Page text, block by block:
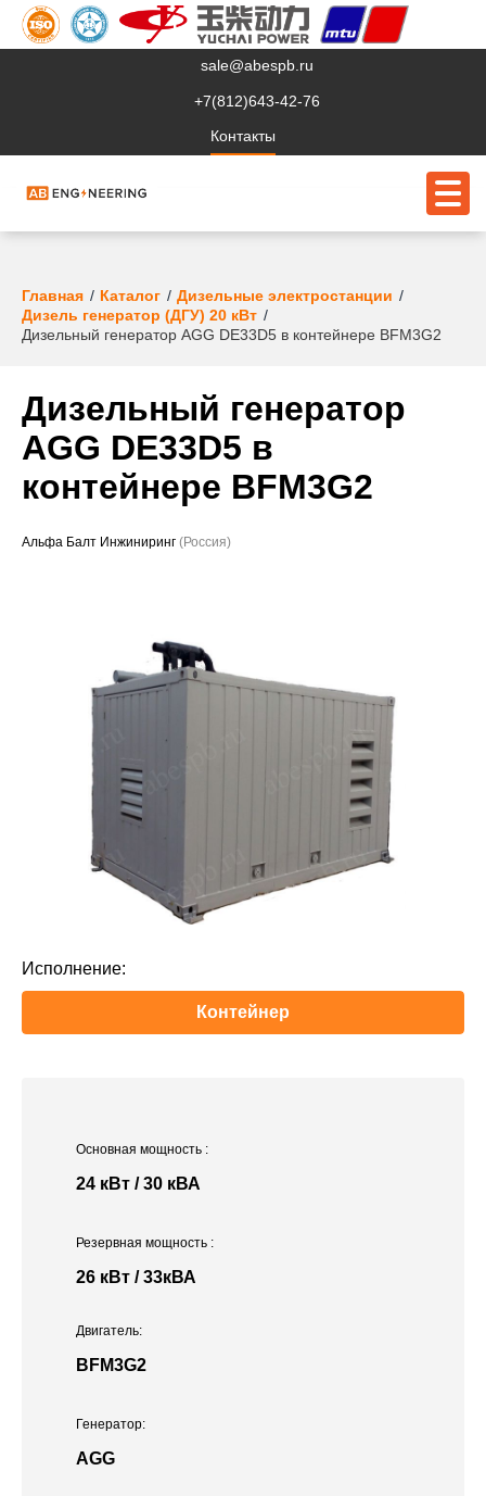
sale@abespb.ru
+7(812)643-42-76
Контакты
О компании
Клиентам
Сервис
Судовое ЭО
Проекты
Главная Каталог
Дизельные электростанции
Дизель генератор (ДГУ) 20 кВт
Дизельный генератор AGG DE33D5 в контейнере BFM3G2
Дизельный генератор
AGG DE33D5 в
контейнере BFM3G2
Альфа Балт Инжиниринг (Россия)
Исполнение:
Контейнер
Основная мощность :
24 кВт / 30 кВА
Двигатель:
BFM3G2
Резервная мощность :
26 кВт / 33кВА
Генератор:
AGG